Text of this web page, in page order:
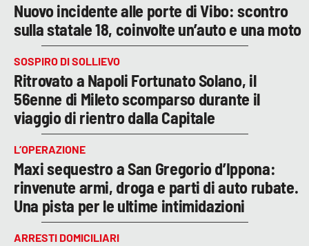
Nuovo incidente alle porte di Vibo: scontro
sulla statale 18, coinvolte un’auto e una moto
SOSPIRO DI SOLLIEVO
Ritrovato a Napoli Fortunato Solano, il
56enne di Mileto scomparso durante il
viaggio di rientro dalla Capitale
L’OPERAZIONE
Maxi sequestro a San Gregorio d’Ippona:
rinvenute armi, droga e parti di auto rubate.
Una pista per le ultime intimidazioni
ARRESTI DOMICILIARI